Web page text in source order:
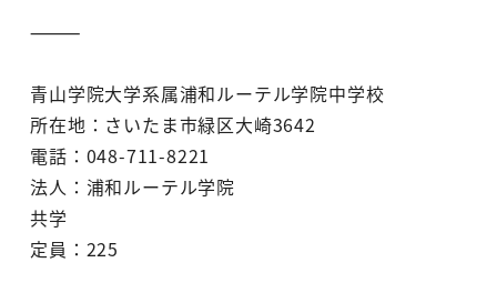
⸻
青山学院大学系属浦和ルーテル学院中学校
所在地：さいたま市緑区大崎3642
電話：048-711-8221
法人：浦和ルーテル学院
共学
定員：225